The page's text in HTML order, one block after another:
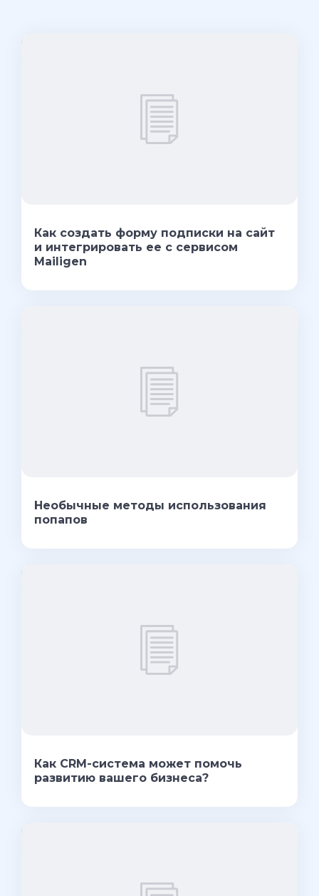
Как создать форму подписки на сайт
и интегрировать ее с сервисом
Mailigen
Необычные методы использования
попапов
Как CRM-система может помочь
развитию вашего бизнеса?